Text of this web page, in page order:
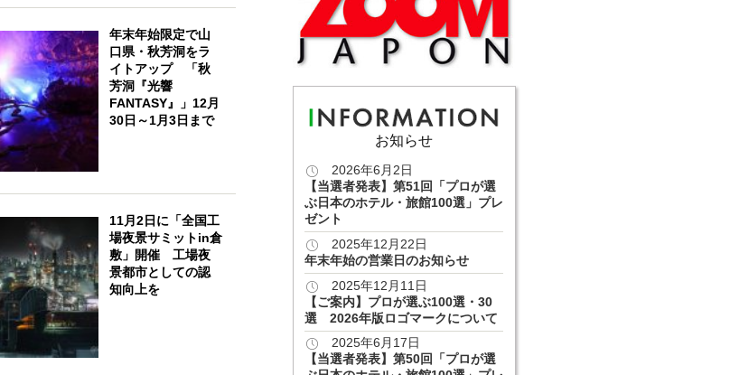
年末年始限定で山
口県・秋芳洞をラ
イトアップ 「秋
芳洞『光響
FANTASY』」12月
30日～1月3日まで
11月2日に「全国工
場夜景サミットin倉
敷」開催 工場夜
景都市としての認
知向上を
お知らせ
2026年6月2日
【当選者発表】第51回「プロが選
ぶ日本のホテル・旅館100選」プレ
ゼント
2025年12月22日
年末年始の営業日のお知らせ
2025年12月11日
【ご案内】プロが選ぶ100選・30
選 2026年版ロゴマークについて
2025年6月17日
【当選者発表】第50回「プロが選